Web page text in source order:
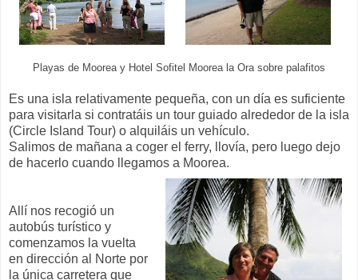
Playas de Moorea y Hotel Sofitel Moorea la Ora sobre palafitos
Es una isla relativamente pequeña, con un día es suficiente
para visitarla si contratáis un tour guiado alrededor de la isla
(Circle Island Tour) o alquiláis un vehículo.
Salimos de mañana a coger el ferry, llovía, pero luego dejo
de hacerlo cuando llegamos a Moorea.
Allí nos recogió un
autobús turístico y
comenzamos la vuelta
en dirección al Norte por
la única carretera que